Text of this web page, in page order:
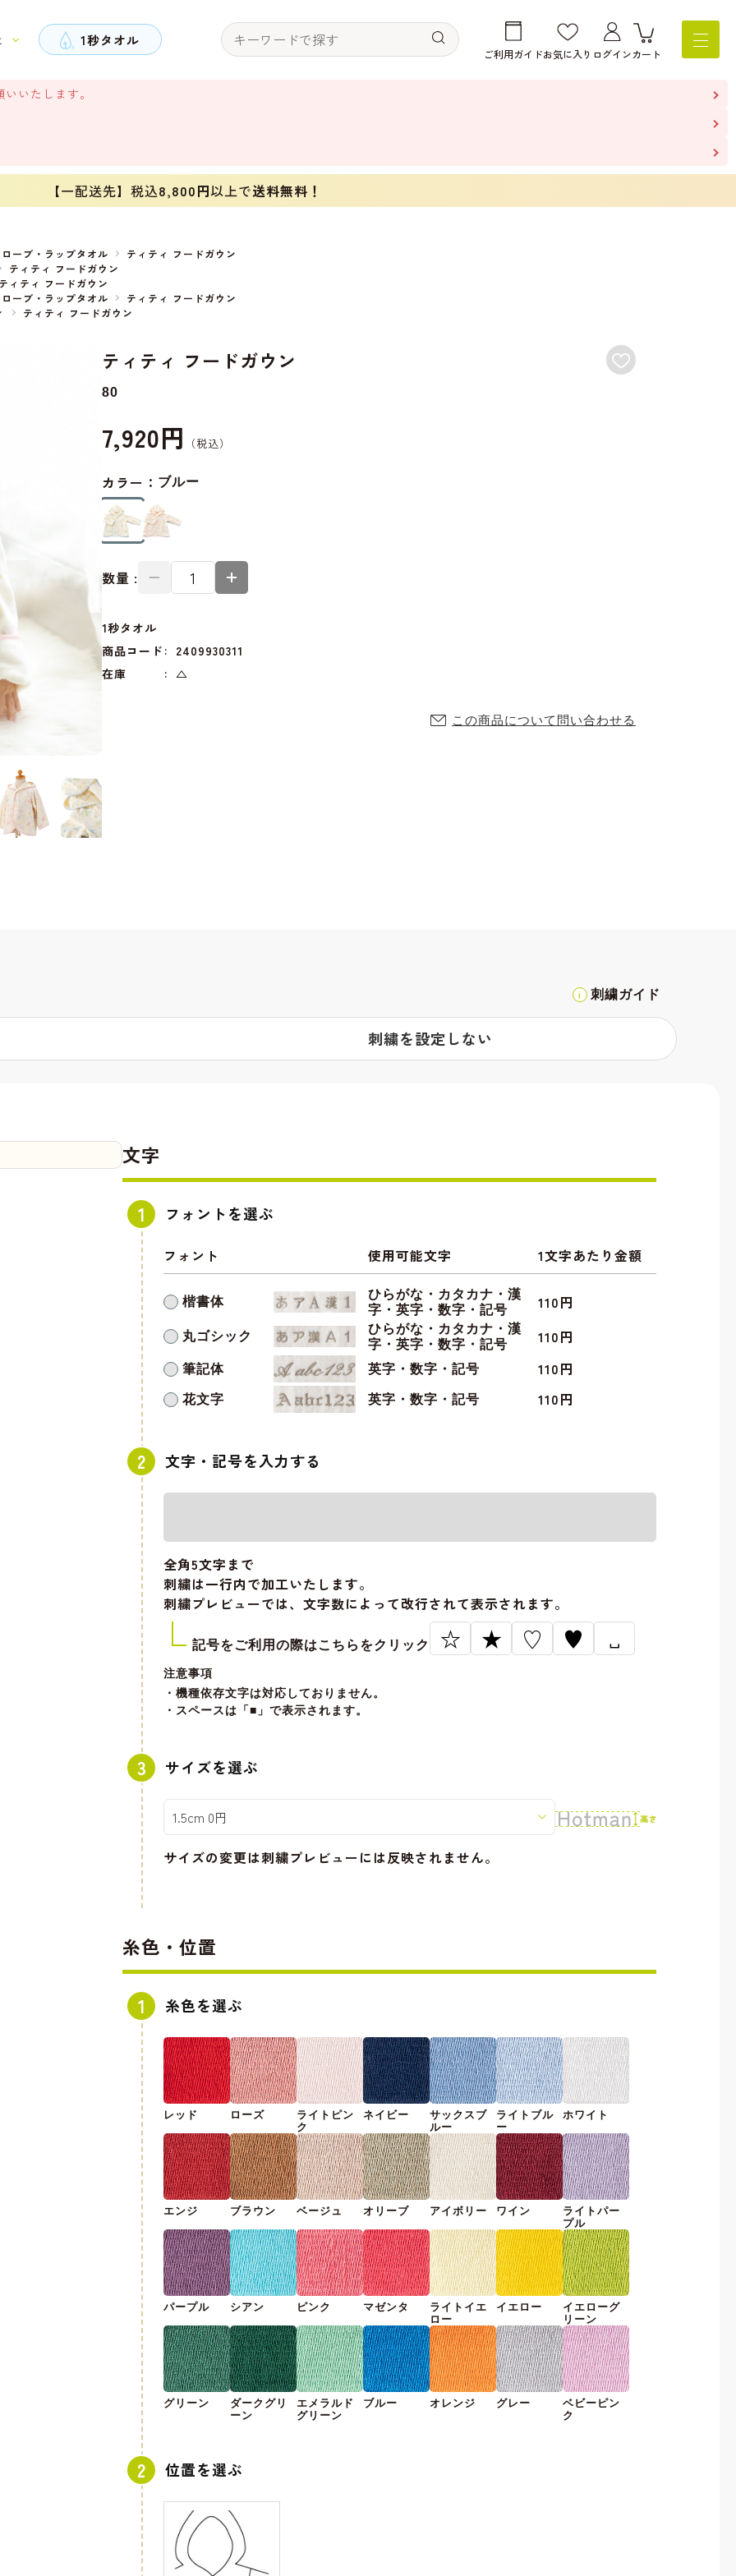
1秒タオル
ご利用ガイドお気に入り ログインカート
いたします。
【一配送先】税込8,800円以上で送料無料！
ーブ・ラップタオル
ティティ フードガウン
ティティ フードガウン
ティティ フードガウン
ーブ・ラップタオル
ティティ フードガウン
ティティ フードガウン
ティティ フードガウン
80
7,920円
カラー： ブルー
数量 :
1秒タオル
商品コード
2409930311
在庫
△
この商品について問い合わせる
刺繍ガイド
刺繍を設定しない
文字
フォントを選ぶ
フォント 使用可能文字 1文字あたり金額
楷書体
ひらがな・カタカナ・漢
字・英字・数字・記号
110円
丸ゴシック
ひらがな・カタカナ・漢
字・英字・数字・記号
110円
筆記体 英字・数字・記号 110円
花文字 英字・数字・記号 110円
文字・記号を入力する
全角5文字 まで
刺繍は一行内で加工いたします。
刺繍プレビューでは、文字数によって改行されて表示されます。
記号をご利用の際はこちらをクリック ☆ ★ ♡ ♥ ␣
注意事項
・機種依存文字は対応しておりません。
・スペースは「■」で表示されます。
サイズを選ぶ
サイズの変更は刺繍プレビューには反映されません。
糸色・位置
糸色を選ぶ
レッド ローズ
ライトピン
ク
ネイビー
サックスブ
ルー
ライトブル
ー
ホワイト
エンジ ブラウン ベージュ オリーブ アイボリー ワイン
ライトパー
プル
パープル シアン ピンク マゼンタ
ライトイエ
ロー
イエロー
イエローグ
リーン
グリーン
ダークグリ
ーン
エメラルド
グリーン
ブルー オレンジ グレー
ベビーピン
ク
位置を選ぶ